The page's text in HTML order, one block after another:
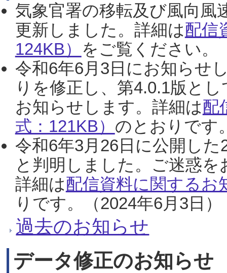
気象官署の移転及び風向風
更新しました。詳細は配信
124KB） をご覧ください。
令和6年6月3日にお知らせ
りを修正し、第4.0.1版と
お知らせします。詳細は配
式：121KB） のとおりです
令和6年3月26日に公開し
と判明しました。ご迷惑
詳細は配信資料に関するお
りです。（2024年6月3日）
過去のお知らせ
データ修正のお知らせ